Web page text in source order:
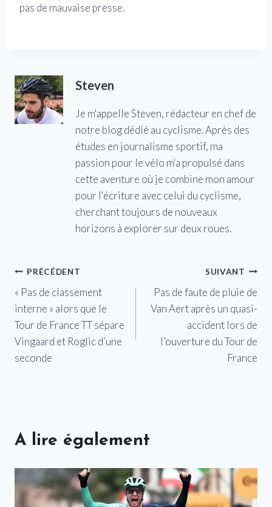
pas de mauvaise presse.
Steven
Je m'appelle Steven, rédacteur en chef de
notre blog dédié au cyclisme. Après des
études en journalisme sportif, ma
passion pour le vélo m'a propulsé dans
cette aventure où je combine mon amour
pour l'écriture avec celui du cyclisme,
cherchant toujours de nouveaux
horizons à explorer sur deux roues.
Navigation
de
l’article
PRÉCÉDENT
« Pas de classement
interne » alors que le
Tour de France TT sépare
Vingaard et Roglic d’une
seconde
SUIVANT
Pas de faute de pluie de
Van Aert après un quasi-
accident lors de
l’ouverture du Tour de
France
A lire également